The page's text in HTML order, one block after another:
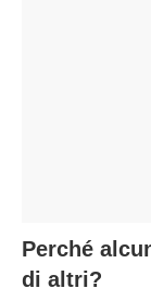
Perché
di altri?